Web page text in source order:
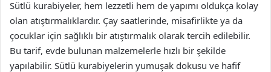
Sütlü kurabiyeler, hem lezzetli hem de yapımı oldukça kolay
olan atıştırmalıklardır. Çay saatlerinde, misafirlikte ya da
çocuklar için sağlıklı bir atıştırmalık olarak tercih edilebilir.
Bu tarif, evde bulunan malzemelerle hızlı bir şekilde
yapılabilir. Sütlü kurabiyelerin yumuşak dokusu ve hafif